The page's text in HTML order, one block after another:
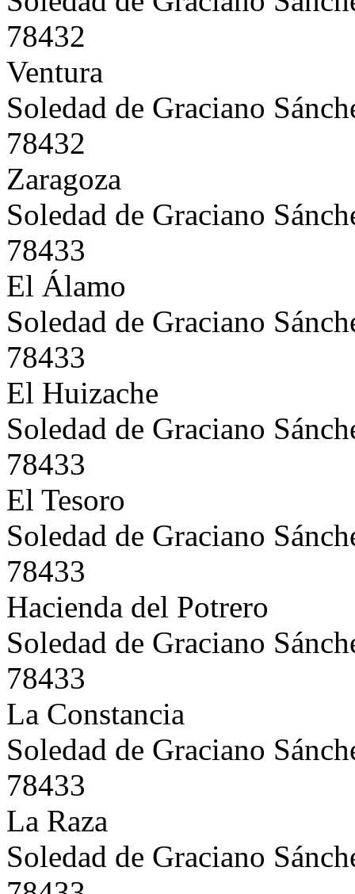
78432
Ventura
Soledad de Graciano
78432
Zaragoza
Soledad de Graciano
78433
El Álamo
Soledad de Graciano
78433
El Huizache
Soledad de Graciano
78433
El Tesoro
Soledad de Graciano
78433
Hacienda del Potrero
Soledad de Graciano
78433
La Constancia
Soledad de Graciano
78433
La Raza
Soledad de Graciano